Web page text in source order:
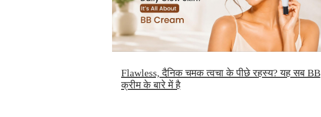
Flawless, दैनिक चमक त्वचा के पीछे रहस्य? यह सब BB
क्रीम के बारे में है